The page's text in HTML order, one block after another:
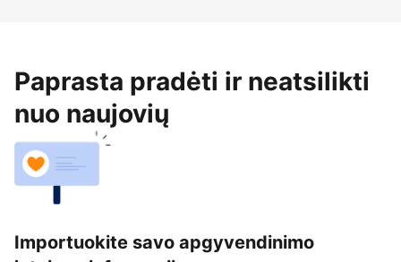
Paprasta pradėti ir neatsilikti
nuo naujovių
Importuokite savo apgyvendinimo